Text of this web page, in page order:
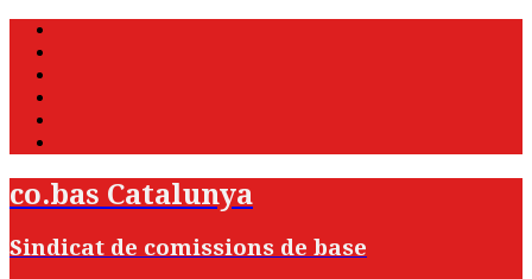
co.bas Catalunya
Sindicat de comissions de base